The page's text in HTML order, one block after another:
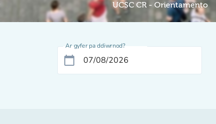
UCSC CR - Orientamento
Ar gyfer pa ddiwrnod?
calendar_today